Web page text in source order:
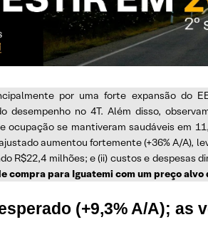
por uma forte expansão do
no 4T. Além disso,
se mantiveram saudáveis em
aumentou fortemente (+36% A/A),
R$22,4 milhões; e (ii) custos e despesas
compra para Iguatemi com um preço alvo
(+9,3% A/A); as